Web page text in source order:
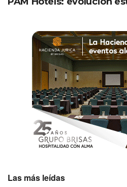
Con esta apertura, Minor
propiedades en México. Así
América Latina y su
integran diseño, eficiencia y
NH Guadalajara Studios
el alojamiento urbano: un
que permite vivir, trabajar,
confort de un estudio y el
internacional.
Las más leídas